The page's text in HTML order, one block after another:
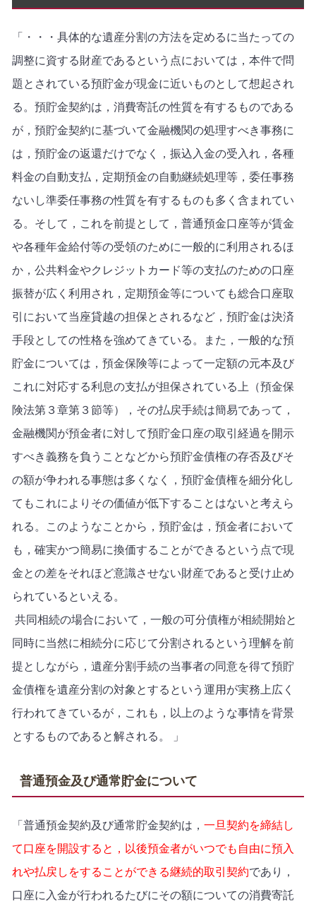
「・・・具体的な遺産分割の方法を定めるに当たっての
調整に資する財産であるという点においては，本件で問
題とされている預貯金が現金に近いものとして想起され
る。預貯金契約は，消費寄託の性質を有するものである
が，預貯金契約に基づいて金融機関の処理すべき事務に
は，預貯金の返還だけでなく，振込入金の受入れ，各種
料金の自動支払，定期預金の自動継続処理等，委任事務
ないし準委任事務の性質を有するものも多く含まれてい
る。そして，これを前提として，普通預金口座等が賃金
や各種年金給付等の受領のために一般的に利用されるほ
か，公共料金やクレジットカード等の支払のための口座
振替が広く利用され，定期預金等についても総合口座取
引において当座貸越の担保とされるなど，預貯金は決済
手段としての性格を強めてきている。また，一般的な預
貯金については，預金保険等によって一定額の元本及び
これに対応する利息の支払が担保されている上（預金保
険法第３章第３節等），その払戻手続は簡易であって，
金融機関が預金者に対して預貯金口座の取引経過を開示
すべき義務を負うことなどから預貯金債権の存否及びそ
の額が争われる事態は多くなく，預貯金債権を細分化し
てもこれによりその価値が低下することはないと考えら
れる。このようなことから，預貯金は，預金者において
も，確実かつ簡易に換価することができるという点で現
金との差をそれほど意識させない財産であると受け止め
られているといえる。
共同相続の場合において，一般の可分債権が相続開始と
同時に当然に相続分に応じて分割されるという理解を前
提としながら，遺産分割手続の当事者の同意を得て預貯
金債権を遺産分割の対象とするという運用が実務上広く
行われてきているが，これも，以上のような事情を背景
とするものであると解される。 」
普通預金及び通常貯金について
「普通預金契約及び通常貯金契約は， 一旦契約を締結し
て口座を開設すると，以後預金者がいつでも自由に預入
れや払戻しをすることができる継続的取引契約であり，
口座に入金が行われるたびにその額についての消費寄託